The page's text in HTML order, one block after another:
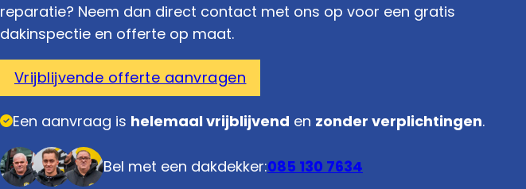
reparatie? Neem dan direct contact met ons op voor een gratis
dakinspectie en offerte op maat.
Vrijblijvende offerte aanvragen
Een aanvraag is helemaal vrijblijvend en zonder verplichtingen.
Bel met een dakdekker:085 130 7634